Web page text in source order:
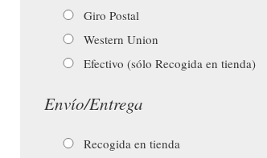
Giro Postal
Western Union
Efectivo (sólo Recogida en tienda)
Envío/Entrega
Recogida en tienda